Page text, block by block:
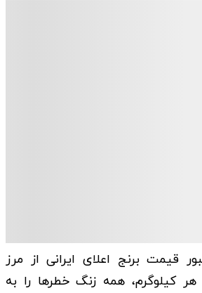
قیمت برنج اعلای ایرانی از مرز
هر کیلوگرم، همه زنگ خطرها را به